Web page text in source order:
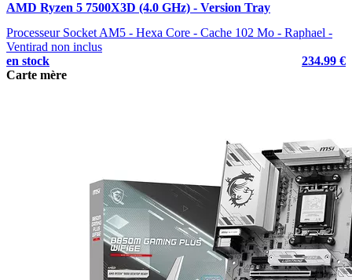
AMD Ryzen 5 7500X3D (4.0 GHz) - Version Tray
Processeur Socket AM5 - Hexa Core - Cache 102 Mo - Raphael -
Ventirad non inclus
en stock
234.99 €
Carte mère